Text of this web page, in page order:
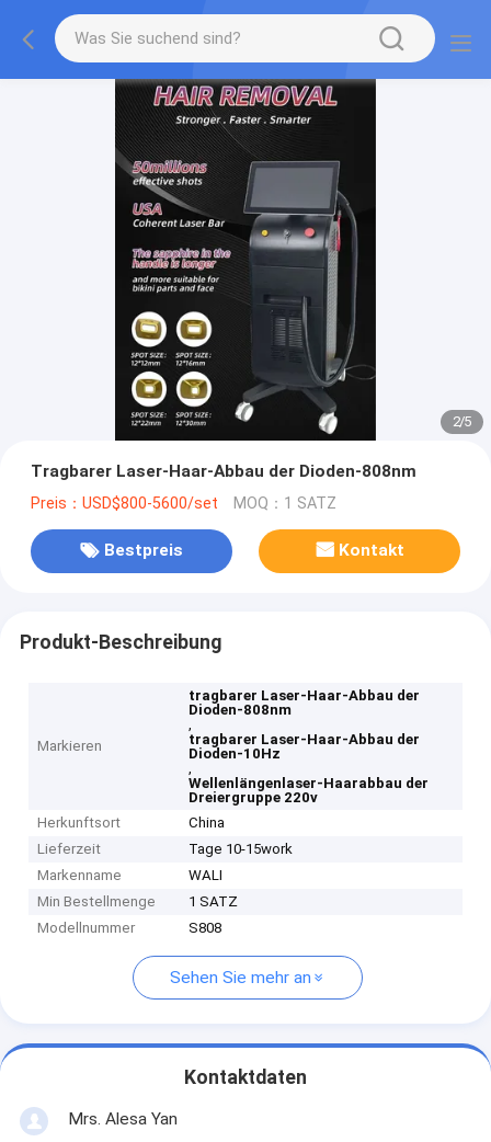
2/5
Tragbarer Laser-Haar-Abbau der Dioden-808nm
Preis：USD$800-5600/set MOQ：1 SATZ
Bestpreis Kontakt
Produkt-Beschreibung
Markieren
tragbarer Laser-Haar-Abbau der
Dioden-808nm
,
tragbarer Laser-Haar-Abbau der
Dioden-10Hz
,
Wellenlängenlaser-Haarabbau der
Dreiergruppe 220v
Herkunftsort
China
Lieferzeit
Tage 10-15work
Markenname
WALI
Min Bestellmenge
1 SATZ
Modellnummer
S808
Sehen Sie mehr an
Kontaktdaten
Mrs. Alesa Yan